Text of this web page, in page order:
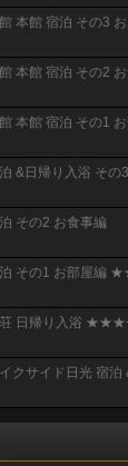
本館 宿泊 その3
本館 宿泊 その2
館 本館 宿泊 その
&日帰り入浴 その
その2 お食事編
泊 その1 お部屋
荘 日帰り入浴
クサイド日光 宿